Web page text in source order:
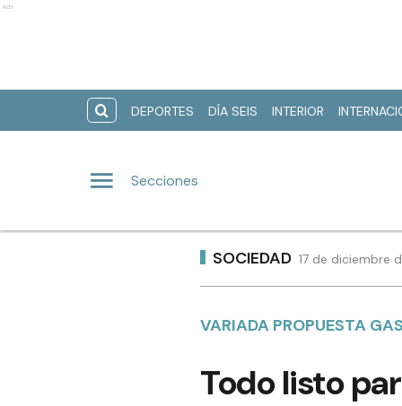
Ads
DEPORTES DÍA SEIS INTERIOR
Secciones
SOCIEDAD 17 de diciembre
VARIADA PROPUESTA
Todo listo